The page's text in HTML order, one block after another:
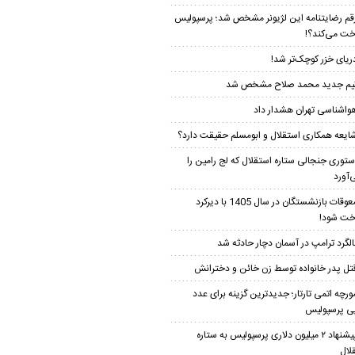
رضایتنامه این لژیونر مشخص شد؛ پرسپولیس
می‌کند؟!
خزر کوچک‌تر شد!
جدید محمد صلاح مشخص شد
تهران هشدار داد
همکاری استقلال و ابومسلم حقیقت دارد؟
جنجالی ستاره استقلال که لج رامین را
معوقات بازنشستگان در سال 1405 با دیرکرد
شود!
ترامپ در آسمان دچار حادثه شد
پدر خانواده توسط زن خائن و دخترانش
اتمی تارتار؛ جدیدترین گزینه برای عدد
پرسپولیس
پیشنهاد ۲ میلیون دلاری پرسپولیس به ستاره